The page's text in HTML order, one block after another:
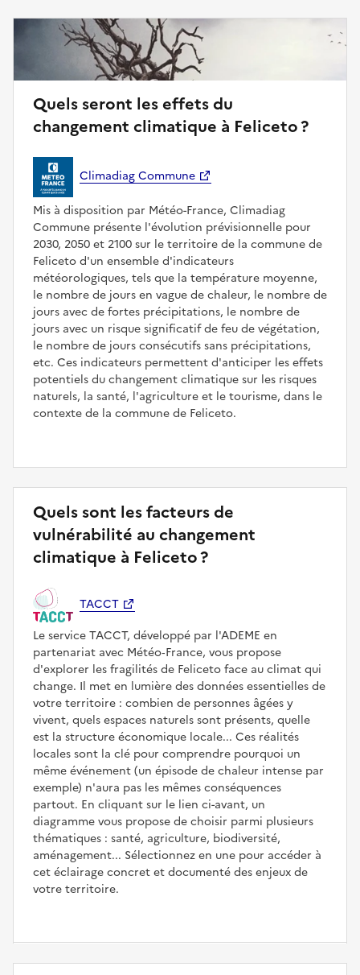
Quels seront les effets du
changement climatique à Feliceto ?
Climadiag Commune
Mis à disposition par Météo-France, Climadiag
Commune présente l'évolution prévisionnelle pour
2030, 2050 et 2100 sur le territoire de la commune de
Feliceto d'un ensemble d'indicateurs
météorologiques, tels que la température moyenne,
le nombre de jours en vague de chaleur, le nombre de
jours avec de fortes précipitations, le nombre de
jours avec un risque significatif de feu de végétation,
le nombre de jours consécutifs sans précipitations,
etc. Ces indicateurs permettent d'anticiper les effets
potentiels du changement climatique sur les risques
naturels, la santé, l'agriculture et le tourisme, dans le
contexte de la commune de Feliceto.
Quels sont les facteurs de
vulnérabilité au changement
climatique à Feliceto ?
TACCT
Le service TACCT, développé par l'ADEME en
partenariat avec Météo‑France, vous propose
d'explorer les fragilités de Feliceto face au climat qui
change. Il met en lumière des données essentielles de
votre territoire : combien de personnes âgées y
vivent, quels espaces naturels sont présents, quelle
est la structure économique locale... Ces réalités
locales sont la clé pour comprendre pourquoi un
même événement (un épisode de chaleur intense par
exemple) n'aura pas les mêmes conséquences
partout. En cliquant sur le lien ci-avant, un
diagramme vous propose de choisir parmi plusieurs
thématiques : santé, agriculture, biodiversité,
aménagement... Sélectionnez en une pour accéder à
cet éclairage concret et documenté des enjeux de
votre territoire.